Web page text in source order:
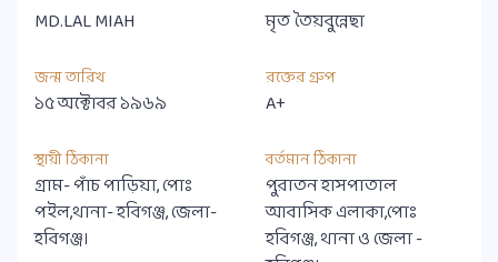
MD.LAL MIAH মৃত তৈয়বুন্নেছা
জন্ম তারিখ
১৫ অক্টোবর ১৯৬৯
রক্তের গ্রুপ
A+
স্থায়ী ঠিকানা
গ্রাম- পাঁচ পাড়িয়া, পোঃ
পইল,থানা- হবিগঞ্জ, জেলা-
হবিগঞ্জ।
বর্তমান ঠিকানা
পুরাতন হাসপাতাল
আবাসিক এলাকা,পোঃ
হবিগঞ্জ, থানা ও জেলা -